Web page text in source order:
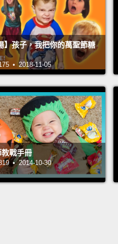
】孩子，我把你的萬聖節糖
• 2018-11-05
戰手冊
• 2014-10-30